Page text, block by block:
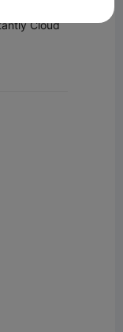
Cloud